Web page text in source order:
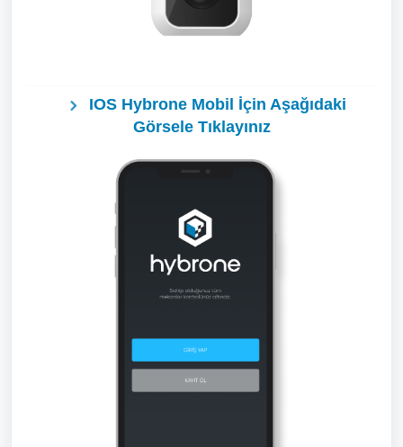
IOS Hybrone Mobil İçin Aşağıdaki
Görsele Tıklayınız